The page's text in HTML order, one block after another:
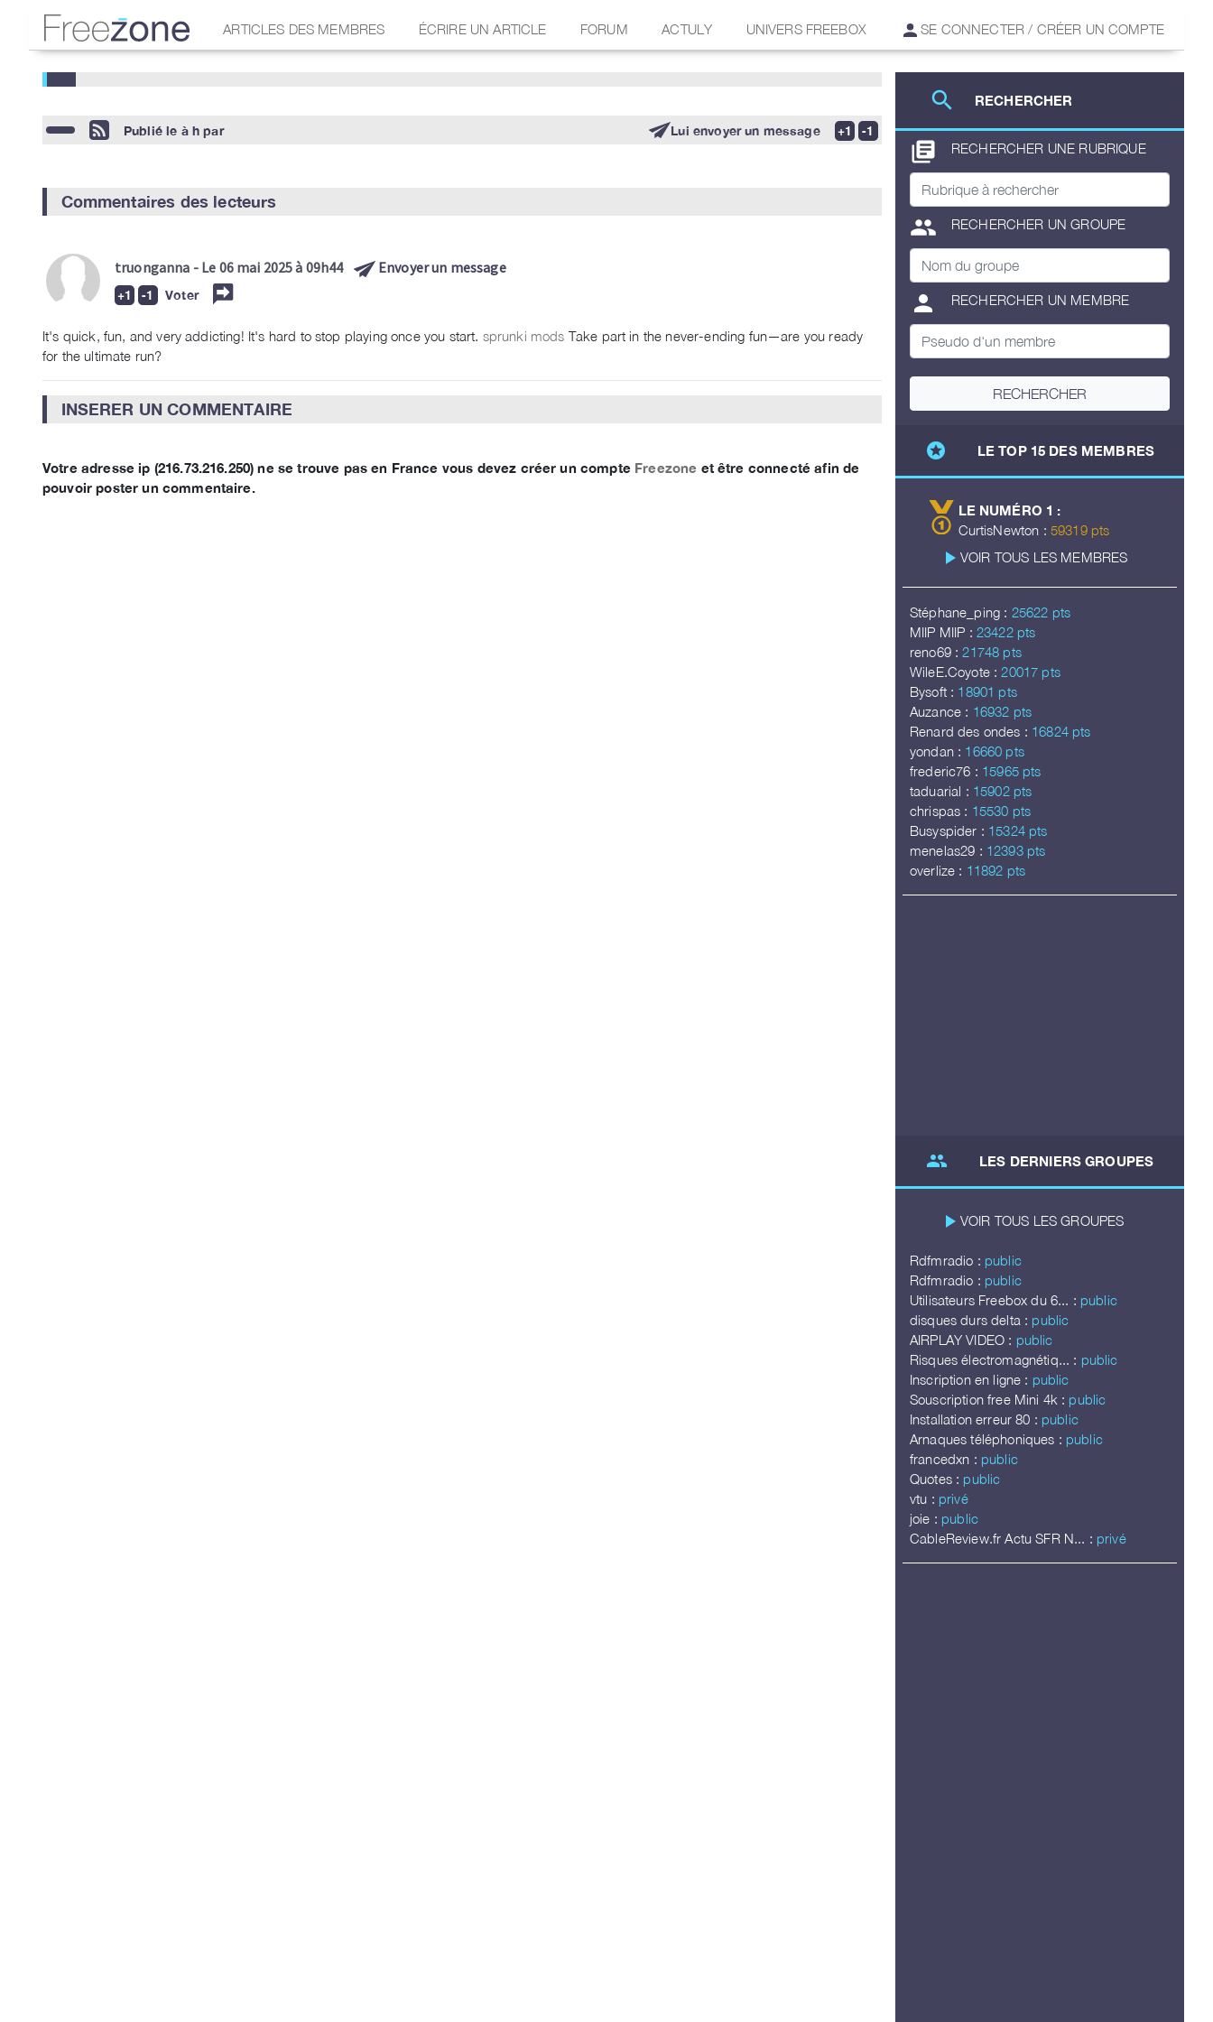
ARTICLES DES MEMBRES ÉCRIRE UN ARTICLE FORUM ACTULY UNIVERS FREEBOX SE CONNECTER / CRÉER UN COMPTE
search RECHERCHER
library_books RECHERCHER UNE RUBRIQUE
group RECHERCHER UN GROUPE
person RECHERCHER UN MEMBRE
RECHERCHER
stars LE TOP 15 DES MEMBRES
LE NUMÉRO 1 :
CurtisNewton : 59319 pts
play_arrow VOIR TOUS LES MEMBRES
Stéphane_ping : 25622 pts
MIIP MIIP : 23422 pts
reno69 : 21748 pts
WileE.Coyote : 20017 pts
Bysoft : 18901 pts
Auzance : 16932 pts
Renard des ondes : 16824 pts
yondan : 16660 pts
frederic76 : 15965 pts
taduarial : 15902 pts
chrispas : 15530 pts
Busyspider : 15324 pts
menelas29 : 12393 pts
overlize : 11892 pts
group LES DERNIERS GROUPES
play_arrow VOIR TOUS LES GROUPES
Rdfmradio : public
Rdfmradio : public
Utilisateurs Freebox du 6... : public
disques durs delta : public
AIRPLAY VIDEO : public
Risques électromagnétiq... : public
Inscription en ligne : public
Souscription free Mini 4k : public
Installation erreur 80 : public
Arnaques téléphoniques : public
francedxn : public
Quotes : public
vtu : privé
joie : public
CableReview.fr Actu SFR N... : privé
Publié le à h par Lui envoyer un message
Commentaires des lecteurs
truonganna - Le 06 mai 2025 à 09h44 Envoyer un message
Voter
It's quick, fun, and very addicting! It's hard to stop playing once you start. sprunki mods Take part in the never-ending fun—are you ready
for the ultimate run?
INSERER UN COMMENTAIRE
Votre adresse ip (216.73.216.250) ne se trouve pas en France vous devez créer un compte Freezone et être connecté afin de
pouvoir poster un commentaire.